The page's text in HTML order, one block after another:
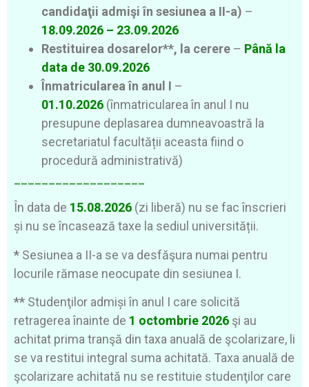
candidaţii admişi în sesiunea a II-a) –
18.09.2026 – 23.09.2026
Restituirea dosarelor**, la cerere – Până la
data de 30.09.2026
Înmatricularea în anul I –
01.10.2026 (înmatricularea în anul I nu
presupune deplasarea dumneavoastră la
secretariatul facultății aceasta fiind o
procedură administrativă)
În data de 15.08.2026 (zi liberă) nu se fac înscrieri
și nu se încasează taxe la sediul universității.
* Sesiunea a II-a se va desfăşura numai pentru
locurile rămase neocupate din sesiunea I.
** Studenţilor admiși în anul I care solicită
retragerea înainte de 1 octombrie 2026 şi au
achitat prima tranşă din taxa anuală de şcolarizare, li
se va restitui integral suma achitată. Taxa anuală de
şcolarizare achitată nu se restituie studenţilor care